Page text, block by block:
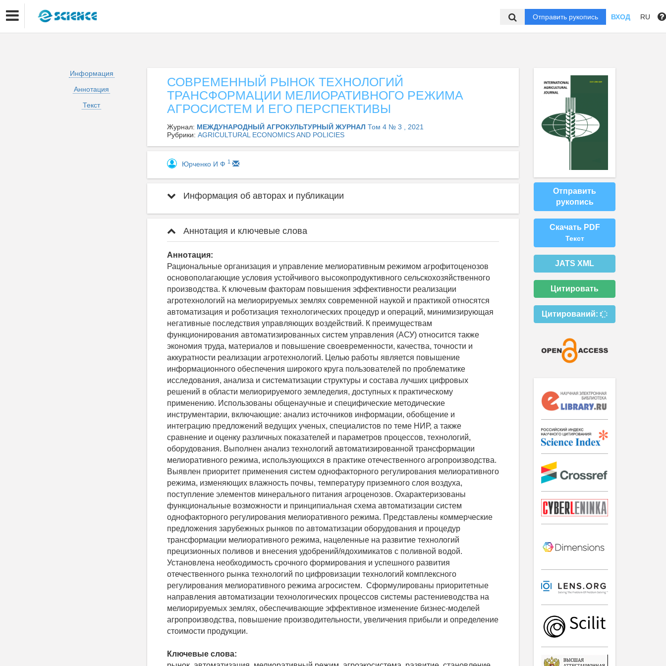
Отправить рукопись ВХОД RU
Информация
Аннотация
Текст
СОВРЕМЕННЫЙ РЫНОК ТЕХНОЛОГИЙ
ТРАНСФОРМАЦИИ МЕЛИОРАТИВНОГО РЕЖИМА
АГРОСИСТЕМ И ЕГО ПЕРСПЕКТИВЫ
Журнал: МЕЖДУНАРОДНЫЙ АГРОКУЛЬТУРНЫЙ ЖУРНАЛ Том 4 № 3 , 2021
Рубрики: AGRICULTURAL ECONOMICS AND POLICIES
Юрченко И Ф 1
Информация об авторах и публикации
Аннотация и ключевые слова
Аннотация:
Рациональные организация и управление мелиоративным режимом агрофитоценозов
основополагающие условия устойчивого высокопродуктивного сельскохозяйственного
производства. К ключевым факторам повышения эффективности реализации
агротехнологий на мелиорируемых землях современной наукой и практикой относятся
автоматизация и роботизация технологических процедур и операций, минимизирующая
негативные последствия управляющих воздействий. К преимуществам
функционирования автоматизированных систем управления (АСУ) относится также
экономия труда, материалов и повышение своевременности, качества, точности и
аккуратности реализации агротехнологий. Целью работы является повышение
информационного обеспечения широкого круга пользователей по проблематике
исследования, анализа и систематизации структуры и состава лучших цифровых
решений в области мелиорируемого земледелия, доступных к практическому
применению. Использованы общенаучные и специфические методические
инструментарии, включающие: анализ источников информации, обобщение и
интеграцию предложений ведущих ученых, специалистов по теме НИР, а также
сравнение и оценку различных показателей и параметров процессов, технологий,
оборудования. Выполнен анализ технологий автоматизированной трансформации
мелиоративного режима, использующихся в практике отечественного агропроизводства.
Выявлен приоритет применения систем однофакторного регулирования мелиоративного
режима, изменяющих влажность почвы, температуру приземного слоя воздуха,
поступление элементов минерального питания агроценозов. Охарактеризованы
функциональные возможности и принципиальная схема автоматизации систем
однофакторного регулирования мелиоративного режима. Представлены коммерческие
предложения зарубежных рынков по автоматизации оборудования и процедур
трансформации мелиоративного режима, нацеленные на развитие технологий
прецизионных поливов и внесения удобрений/ядохимикатов с поливной водой.
Установлена необходимость срочного формирования и успешного развития
отечественного рынка технологий по цифровизации технологий комплексного
регулирования мелиоративного режима агросистем. Сформулированы приоритетные
направления автоматизации технологических процессов системы растениеводства на
мелиорируемых землях, обеспечивающие эффективное изменение бизнес-моделей
агропроизводства, повышение производительности, увеличения прибыли и определение
стоимости продукции.
Ключевые слова:
Отправить
рукопись
Скачать PDF
Текст
JATS XML
Цитировать
Цитирований: